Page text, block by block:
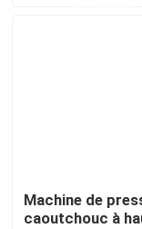
VR SHOW
Machine de
caoutchouc à